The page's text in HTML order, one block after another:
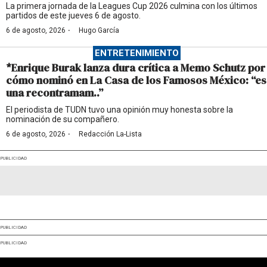
La primera jornada de la Leagues Cup 2026 culmina con los últimos
partidos de este jueves 6 de agosto.
6 de agosto, 2026 · Hugo García
ENTRETENIMIENTO
*Enrique Burak lanza dura crítica a Memo Schutz por
cómo nominó en La Casa de los Famosos México: “es
una recontramam..”
El periodista de TUDN tuvo una opinión muy honesta sobre la
nominación de su compañero.
6 de agosto, 2026 · Redacción La-Lista
PUBLICIDAD
PUBLICIDAD
PUBLICIDAD